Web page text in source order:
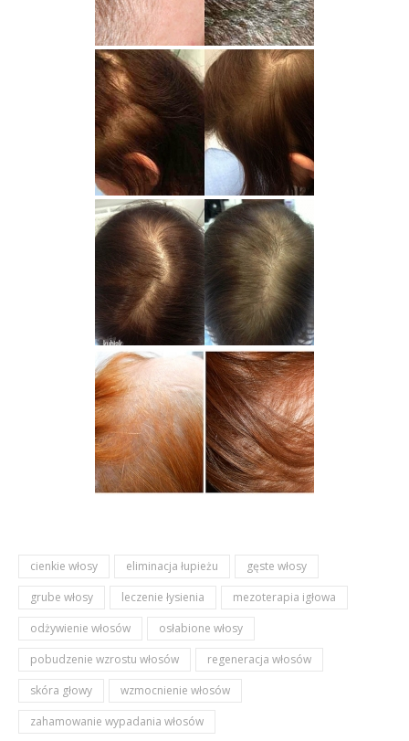
cienkie włosy eliminacja łupieżu
gęste włosy
grube włosy
leczenie łysienia
mezoterapia igłowa
odżywienie włosów
osłabione włosy
pobudzenie wzrostu włosów
regeneracja włosów
skóra głowy
wzmocnienie włosów
zahamowanie wypadania włosów